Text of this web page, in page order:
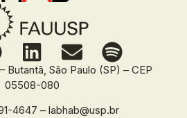
Butantã, São Paulo (SP) – CEP
05508-080
4647 – labhab@usp.br